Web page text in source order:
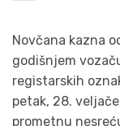
Novčana kazna
godišnjem
registarskih
petak, 28.
prometnu